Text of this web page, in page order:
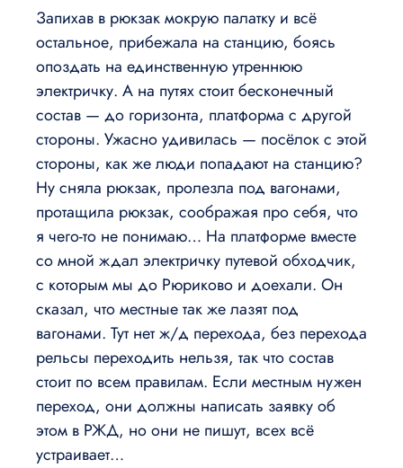
Запихав в рюкзак мокрую палатку и всё
остальное, прибежала на станцию, боясь
опоздать на единственную утреннюю
электричку. А на путях стоит бесконечный
состав — до горизонта, платформа с другой
стороны. Ужасно удивилась — посёлок с этой
стороны, как же люди попадают на станцию?
Ну сняла рюкзак, пролезла под вагонами,
протащилa рюкзак, соображая про себя, что
я чего-то не понимаю… На платформе вместе
со мной ждал электричку путевой обходчик,
с которым мы дo Рюриково и доехали. Он
сказал, что местные так же лазят под
вагонами. Тут нет ж/д перехода, без перехода
рельсы переходить нельзя, так что состав
стоит по всем правилам. Если местным нужен
переход, они должны написать заявку об
этом в РЖД, но они не пишут, всех всё
устраивает…